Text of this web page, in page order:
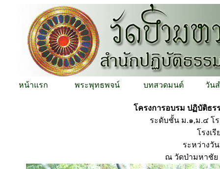
หน้าแรก พระพุทธพจน์ บทสวดมนต์ วัน
โครงการอบรม ปฏิบัติธร
ระดับชั้น ม.๑,ม.๔ โ
โรงเ
ระหว่างวั
ณ วัดป่ามหาชัย